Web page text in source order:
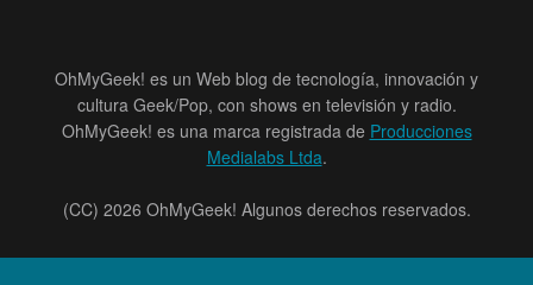
OhMyGeek! es un Web blog de tecnología, innovación y
cultura Geek/Pop, con shows en televisión y radio.
OhMyGeek! es una marca registrada de Producciones
Medialabs Ltda.
(CC) 2026 OhMyGeek! Algunos derechos reservados.